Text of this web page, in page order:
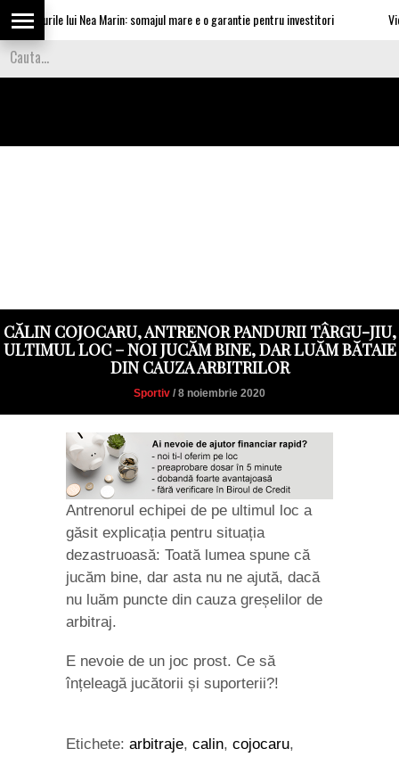
lui Nea Marin: somajul mare e o garantie pentru investitori
CĂLIN COJOCARU, ANTRENOR PANDURII TÂRGU-JIU,
ULTIMUL LOC – NOI JUCĂM BINE, DAR LUĂM BĂTAIE
DIN CAUZA ARBITRILOR
Sportiv / 8 noiembrie 2020
Antrenorul echipei de pe ultimul loc a
găsit explicația pentru situația
dezastruoasă: Toată lumea spune că
jucăm bine, dar asta nu ne ajută, dacă
nu luăm puncte din cauza greșelilor de
arbitraj.
E nevoie de un joc prost. Ce să
înțeleagă jucătorii și suporterii?!
Etichete: arbitraje, calin, cojocaru,